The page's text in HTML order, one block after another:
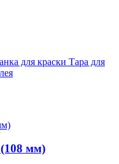
для краски Тара для
мм)